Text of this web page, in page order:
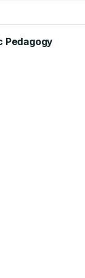
Pedagogy